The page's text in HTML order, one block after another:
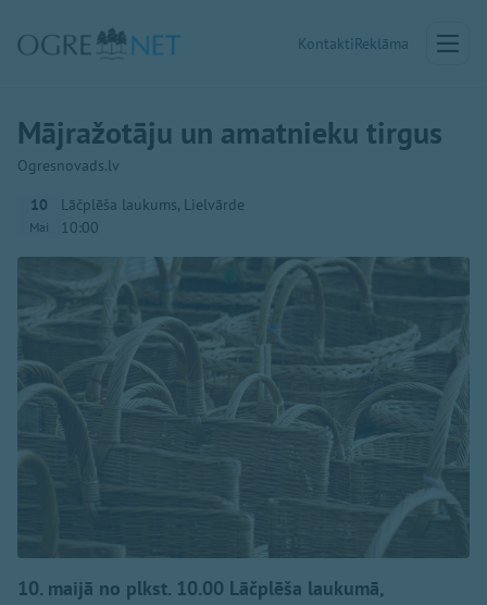
KontaktiReklāma
Mājražotāju un amatnieku tirgus
Ogresnovads.lv
10
Mai
Lāčplēša laukums, Lielvārde
10:00
10. maijā no plkst. 10.00 Lāčplēša laukumā,